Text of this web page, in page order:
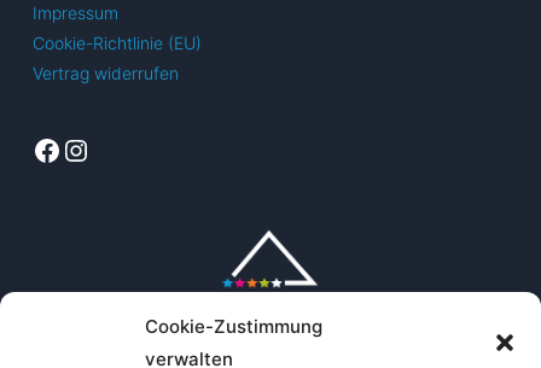
Cookie-Zustimmung
verwalten
Impressum
Cookie-Richtlinie (EU)
Vertrag widerrufen
Facebook
Instagram